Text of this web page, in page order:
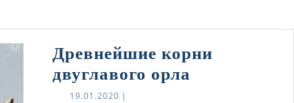
Древнейшие корни
двуглавого орла
19.01.202019.01.2020
|